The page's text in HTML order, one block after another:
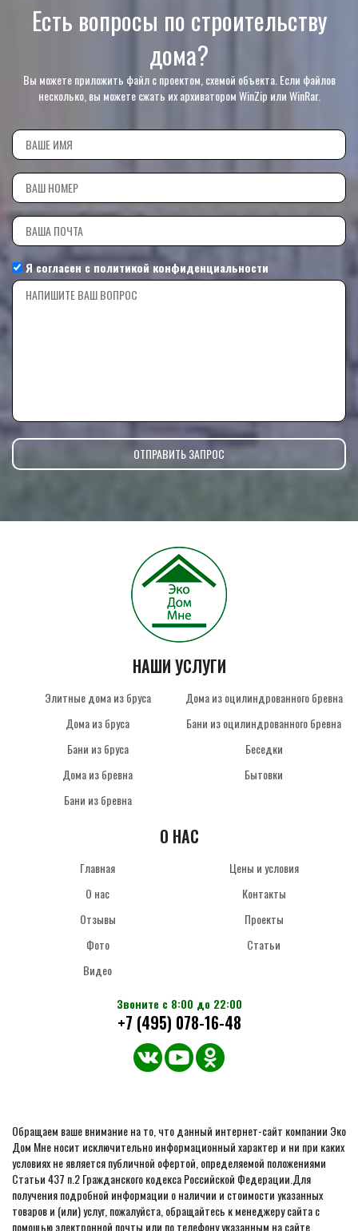
Есть вопросы по строительству
дома?
Вы можете приложить файл с проектом, схемой объекта. Если файлов
несколько, вы можете сжать их архиватором WinZip или WinRar.
Я согласен с политикой конфиденциальности
НАШИ УСЛУГИ
Элитные дома из бруса
Дома из бруса
Бани из бруса
Дома из бревна
Бани из бревна
Дома из оцилиндрованного бревна
Бани из оцилиндрованного бревна
Беседки
Бытовки
О НАС
Главная
О нас
Отзывы
Фото
Видео
Цены и условия
Контакты
Проекты
Статьи
Звоните с 8:00 до 22:00
+7 (495) 078-16-48
Обращаем ваше внимание на то, что данный интернет-сайт компании Эко
Дом Мне носит исключительно информационный характер и ни при каких
условиях не является публичной офертой, определяемой положениями
Статьи 437 п.2 Гражданского кодекса Российской Федерации.Для
получения подробной информации о наличии и стоимости указанных
товаров и (или) услуг, пожалуйста, обращайтесь к менеджеру сайта с
помощью электронной почты или по телефону указанным на сайте